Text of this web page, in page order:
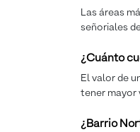
Las áreas
señoriales
¿Cuánto
El valor de
tener mayor
¿Barrio